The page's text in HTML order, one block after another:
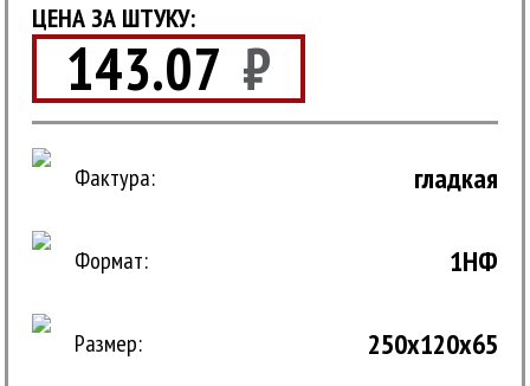
ЦЕНА ЗА ШТУКУ:
143.07 ₽
Фактура: гладкая
Формат: 1НФ
Размер: 250x120x65